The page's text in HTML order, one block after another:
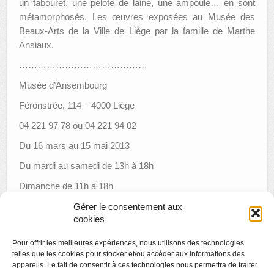
Gérer le consentement aux
cookies
Pour offrir les meilleures expériences, nous utilisons des technologies
telles que les cookies pour stocker et/ou accéder aux informations des
appareils. Le fait de consentir à ces technologies nous permettra de traiter
un tabouret, une pelote de laine, une ampoule… en sont
métamorphosés. Les œuvres exposées au Musée des
Beaux-Arts de la Ville de Liège par la famille de Marthe
Ansiaux.
……………………………………
Musée d’Ansembourg
Féronstrée, 114 –4000 Liège
04 221 97 78 ou 04 221 94 02
Du 16 mars au 15 mai 2013
Du mardi au samedi de 13h à 18h
Dimanche de 11h à 18h
Fermé le lundi et le 1
mai